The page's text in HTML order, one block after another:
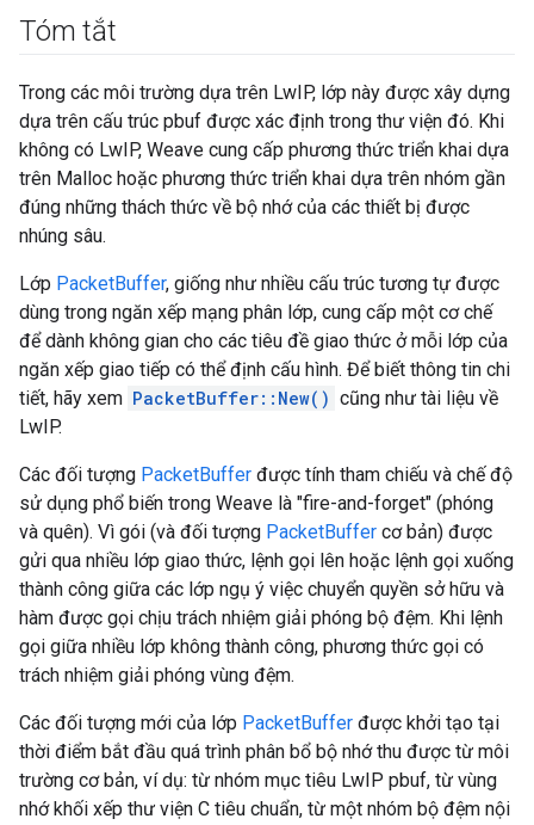
Tóm tắt
Trong các môi trường dựa trên LwIP, lớp này được xây dựng
dựa trên cấu trúc pbuf được xác định trong thư viện đó. Khi
không có LwIP, Weave cung cấp phương thức triển khai dựa
trên Malloc hoặc phương thức triển khai dựa trên nhóm gần
đúng những thách thức về bộ nhớ của các thiết bị được
nhúng sâu.
Lớp PacketBuffer, giống như nhiều cấu trúc tương tự được
dùng trong ngăn xếp mạng phân lớp, cung cấp một cơ chế
để dành không gian cho các tiêu đề giao thức ở mỗi lớp của
ngăn xếp giao tiếp có thể định cấu hình. Để biết thông tin chi
tiết, hãy xem PacketBuffer::New() cũng như tài liệu về
LwIP.
Các đối tượng PacketBuffer được tính tham chiếu và chế độ
sử dụng phổ biến trong Weave là "fire-and-forget" (phóng
và quên). Vì gói (và đối tượng PacketBuffer cơ bản) được
gửi qua nhiều lớp giao thức, lệnh gọi lên hoặc lệnh gọi xuống
thành công giữa các lớp ngụ ý việc chuyển quyền sở hữu và
hàm được gọi chịu trách nhiệm giải phóng bộ đệm. Khi lệnh
gọi giữa nhiều lớp không thành công, phương thức gọi có
trách nhiệm giải phóng vùng đệm.
Các đối tượng mới của lớp PacketBuffer được khởi tạo tại
thời điểm bắt đầu quá trình phân bổ bộ nhớ thu được từ môi
trường cơ bản, ví dụ: từ nhóm mục tiêu LwIP pbuf, từ vùng
nhớ khối xếp thư viện C tiêu chuẩn, từ một nhóm bộ đệm nội